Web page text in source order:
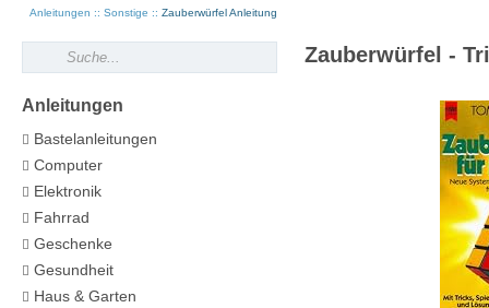
Anleitungen Sonstige Zauberwürfel Anleitung
Zauberwürfel -
Anleitungen
Bastelanleitungen
Computer
Elektronik
Fahrrad
Geschenke
Gesundheit
Haus & Garten